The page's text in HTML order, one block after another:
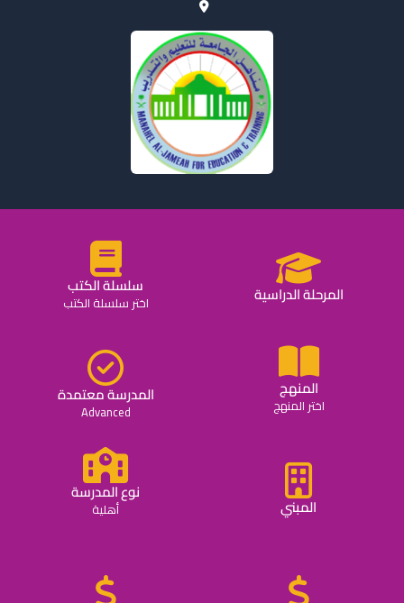
المرحلة الدراسية سلسلة الكتب
اختر سلسلة الكتب
المنهج
اختر المنهج المدرسة معتمدة
Advanced
المبني
نوع المدرسة
أهلية